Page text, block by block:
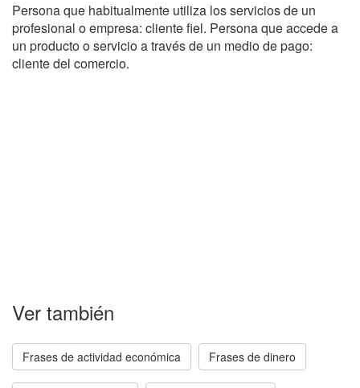
Persona que habitualmente utiliza los servicios de un
profesional o empresa: cliente fiel. Persona que accede a
un producto o servicio a través de un medio de pago:
cliente del comercio.
Ver también
Frases de actividad económica Frases de dinero